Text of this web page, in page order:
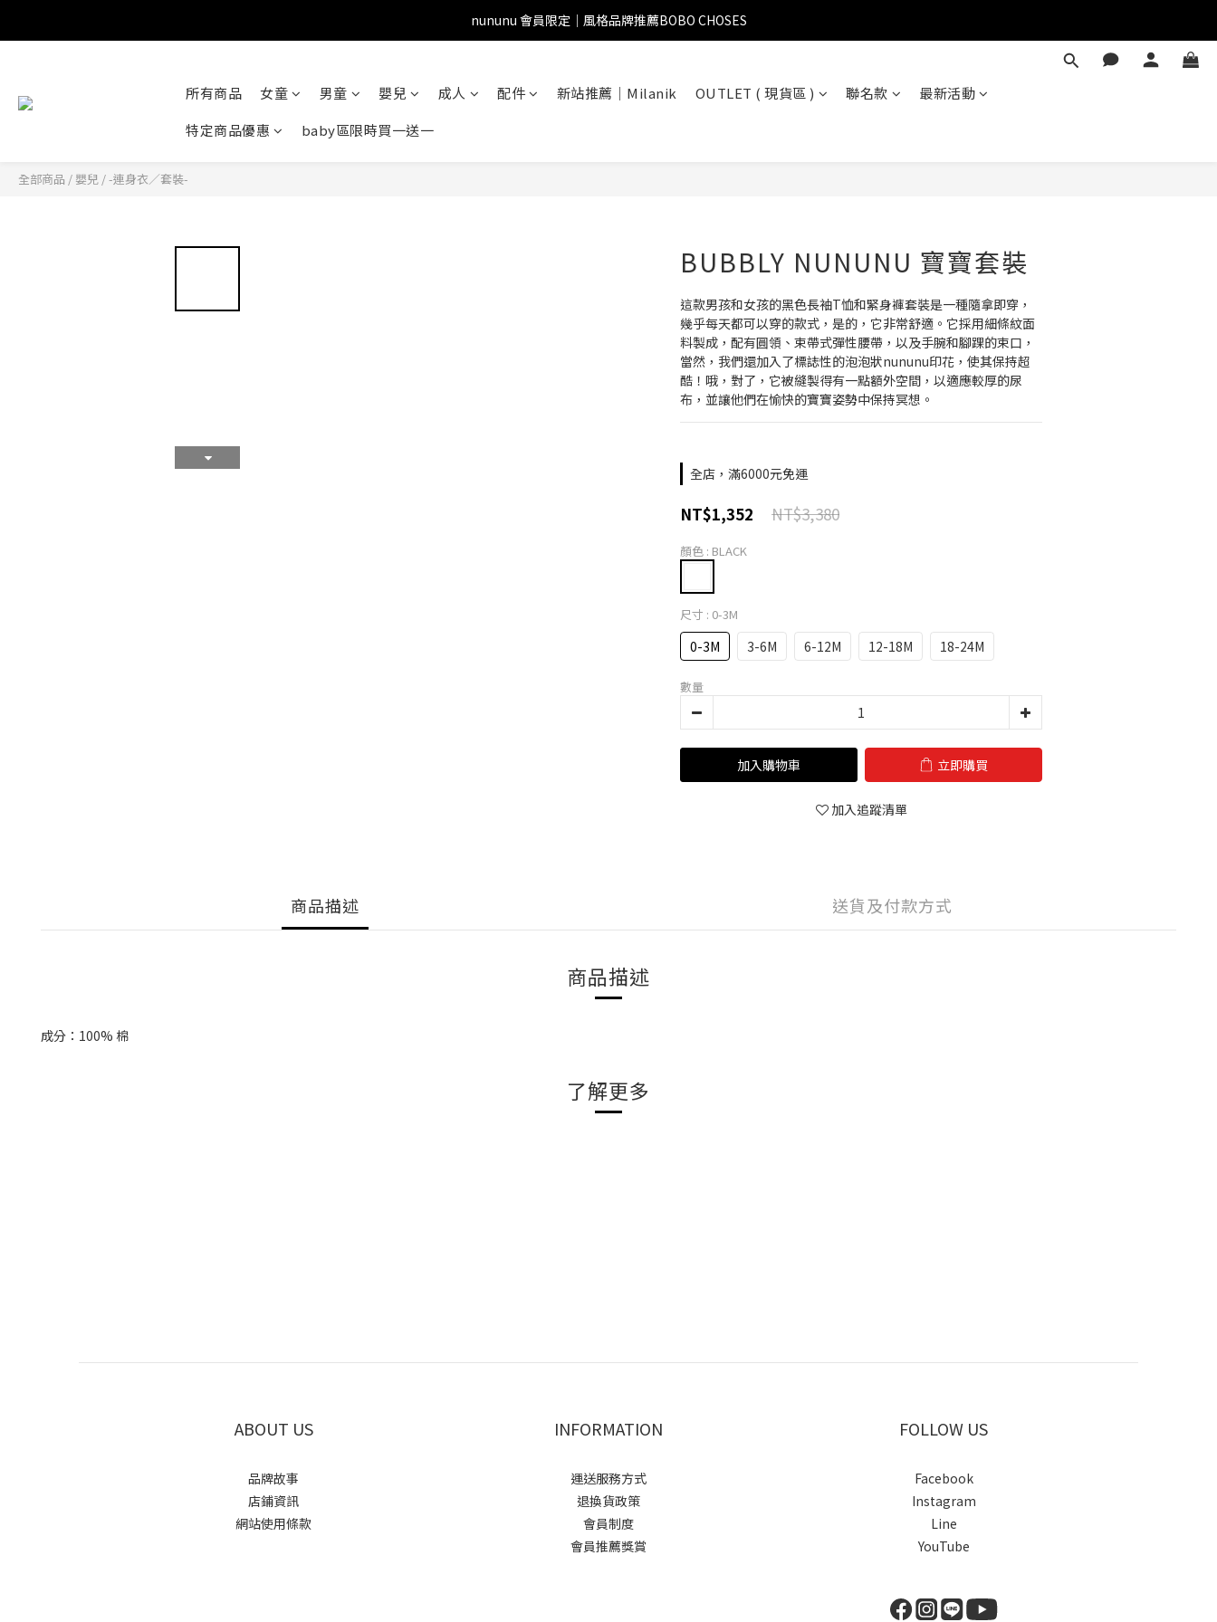
nununu 會員限定｜風格品牌推薦BOBO CHOSES
所有商品 女童 男童 嬰兒 成人 配件 新站推薦｜Milanik OUTLET ( 現貨區 ) 聯名款
最新活動
特定商品優惠
baby區限時買一送一
全部商品 / 嬰兒 /-連身衣／套裝-
BUBBLY NUNUNU 寶寶套裝
這款男孩和女孩的黑色長袖T恤和緊身褲套裝是一種隨拿即穿，
幾乎每天都可以穿的款式，是的，它非常舒適。它採用細條紋面
料製成，配有圓領、束帶式彈性腰帶，以及手腕和腳踝的束口，
當然，我們還加入了標誌性的泡泡狀nununu印花，使其保持超
酷！哦，對了，它被縫製得有一點額外空間，以適應較厚的尿
布，並讓他們在愉快的寶寶姿勢中保持冥想。
全店，滿6000元免運
NT$3,380
NT$1,352
顏色 : BLACK
尺寸 : 0-3M
0-3M 3-6M 6-12M 12-18M 18-24M
數量
加入購物車 立即購買
加入追蹤清單
商品描述 送貨及付款方式
商品描述
成分：100% 棉
了解更多
ABOUT US
品牌故事
店鋪資訊
網站使用條款
INFORMATION
運送服務方式
退換貨政策
會員制度
會員推薦獎賞
FOLLOW US
Facebook
Instagram
Line
YouTube